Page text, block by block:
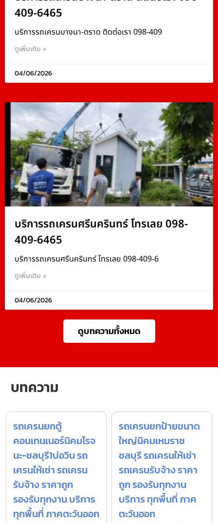
409-6465
บริการรถเครนบางนา-ตราด ติดต่อเรา 098-409
ดูเพิ่มเติม »
04/06/2026
บริการรถเครนศรีนครินทร์ โทรเลย 098-
409-6465
บริการรถเครนศรีนครินทร์ โทรเลย 098-409-6
ดูเพิ่มเติม »
04/06/2026
ดูบทความทั้งหมด
บทความ
รถเครนยกตู้
คอนเทนเนอร์นิคมโรจ
นะ-ชลบุรี1บ่อวิน รถ
เครนให้เช่า รถเครน
รับจ้าง ราคาถูก
รองรับทุกงาน บริการ
ทุกพื้นที่ ภาคตะวันออก
รถเครนยกป้ายขนาด
ใหญ่นิคมเหมราช
ชลบุรี รถเครนให้เช่า
รถเครนรับจ้าง ราคา
ถูก รองรับทุกงาน
บริการ ทุกพื้นที่ ภาค
ตะวันออก